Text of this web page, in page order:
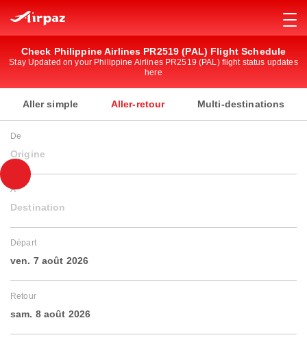
Check Philippine Airlines PR2519 (PAL) Flight Schedule
Stay Updated on your Philippine Airlines PR2519 (PAL) flight status updates
here
Aller simple Aller-retour Multi-destinations
De
Origine
À
Destination
Départ
ven. 7 août 2026
Retour
sam. 8 août 2026